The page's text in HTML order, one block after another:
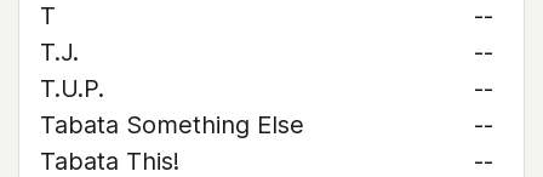
T
--
T.J.
--
T.U.P.
--
Tabata Something Else
--
Tabata This!
--